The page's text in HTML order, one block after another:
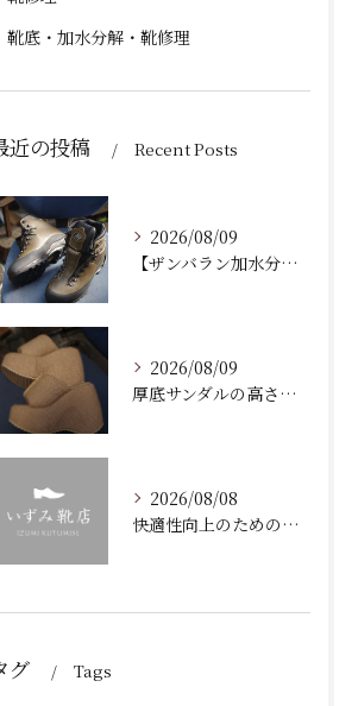
靴底・加水分解・靴修理
近の投稿 Recent Posts
2026/08/09
【ザンバラン加水分解】ボロボロになった登山靴をVibram1136でオールソール交換修理！
2026/08/09
厚底サンダルの高さを低く加工・調整！ソール交換で歩きやすくカスタムする靴修理のプロの技
2026/08/08
快適性向上のための靴修理と加水分解を防ぐ靴底ケア岡山県岡山市北区ガイド
グ Tags